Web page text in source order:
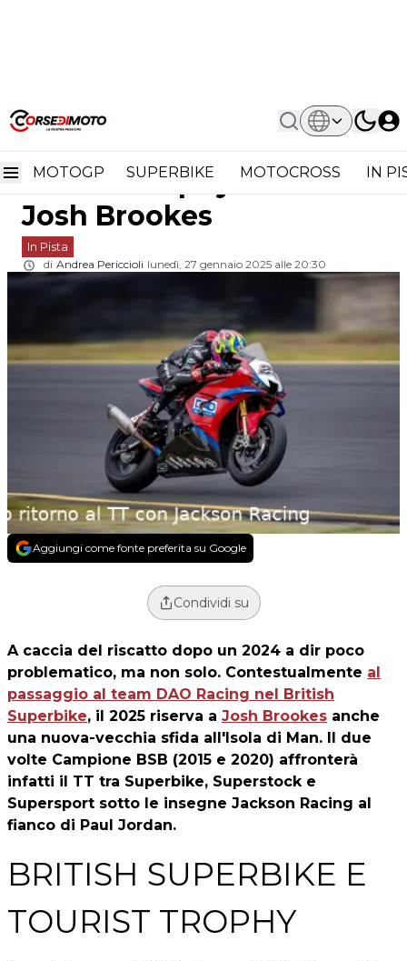
MOTOGP SUPERBIKE MOTOCROSS IN
Home In Pista
British Superbike E Tourist Trophy: Il
British Superbike e
Tourist Trophy: il 2025 di
Josh Brookes
In Pista
di Andrea Periccioli lunedì, 27 gennaio 2025 alle 20:30
Aggiungi come fonte preferita su Google
Condividi su
A caccia del riscatto dopo un 2024 a dir poco
problematico, ma non solo. Contestualmente al
passaggio al team DAO Racing nel British
Superbike, il 2025 riserva a Josh Brookes anche
una nuova-vecchia sfida all'Isola di Man. Il due
volte Campione BSB (2015 e 2020) affronterà
infatti il TT tra Superbike, Superstock e
Supersport sotto le insegne Jackson Racing al
fianco di Paul Jordan.
BRITISH SUPERBIKE E
TOURIST TROPHY